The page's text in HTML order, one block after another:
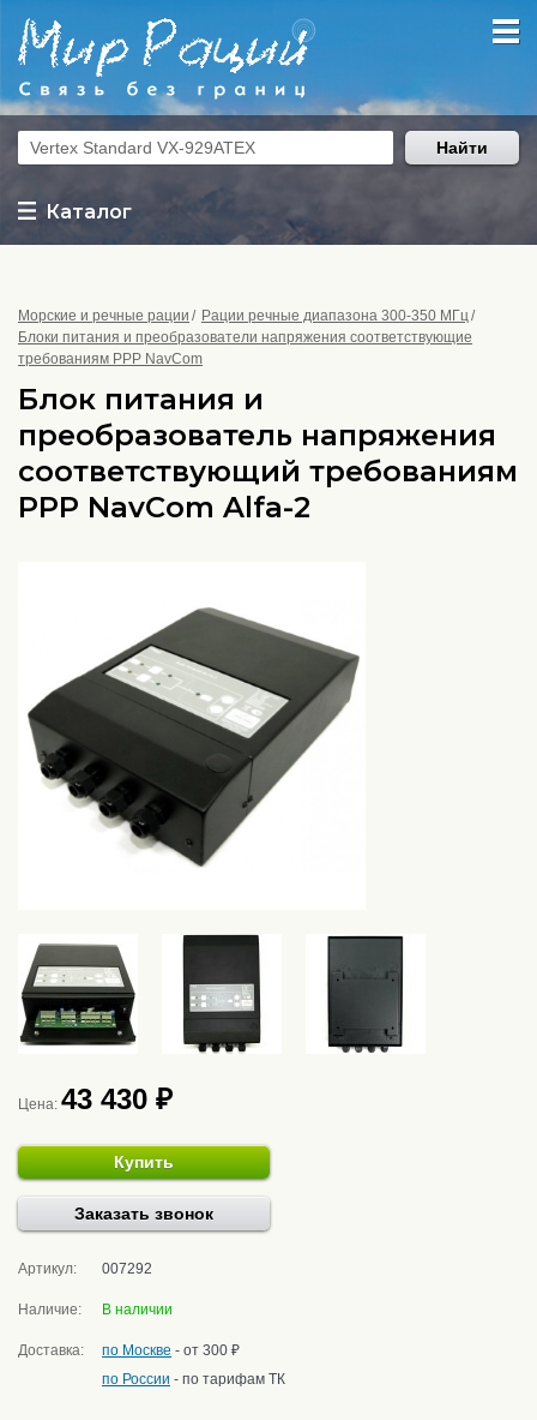
Каталог
Найти
Морские и речные рации
Рации речные диапазона 300-350 МГц
Блоки питания и преобразователи напряжения соответствующие
требованиям РРР NavCom
Блок питания и
преобразователь напряжения
соответствующий требованиям
РРР NavCom Alfa-2
Цена: 43 430 ₽
Купить
Заказать звонок
Артикул: 007292
Наличие: В наличии
Доставка: по Москве - от 300 ₽
по России - по тарифам ТК